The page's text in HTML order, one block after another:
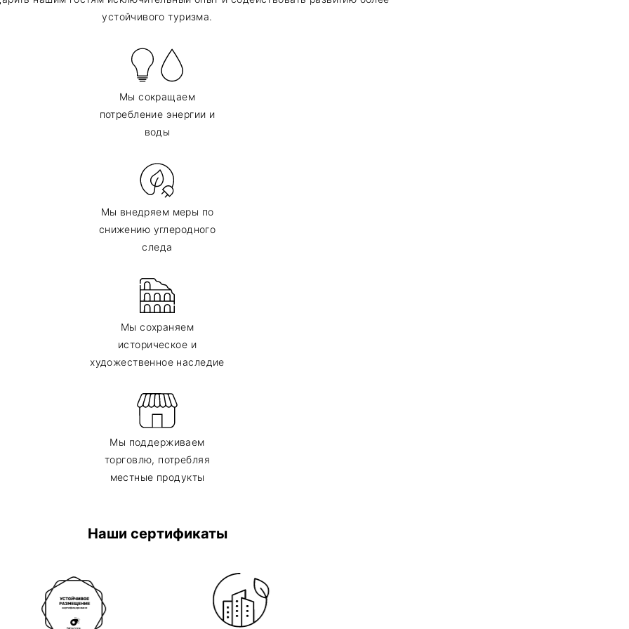
устойчивого туризма.
Мы сокращаем
потребление энергии и
воды
Мы внедряем меры по
снижению углеродного
следа
Мы сохраняем
историческое и
художественное наследие
Мы поддерживаем
торговлю, потребляя
местные продукты
Наши сертификаты